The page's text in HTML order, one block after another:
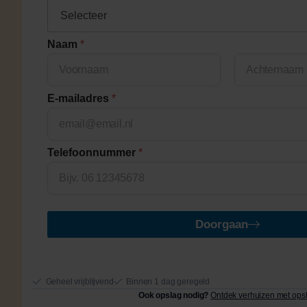
Naam *
E-mailadres *
Telefoonnummer *
Doorgaan
Geheel vrijblijvend
Binnen 1 dag geregeld
Ook opslag nodig? Ontdek verhuizen met